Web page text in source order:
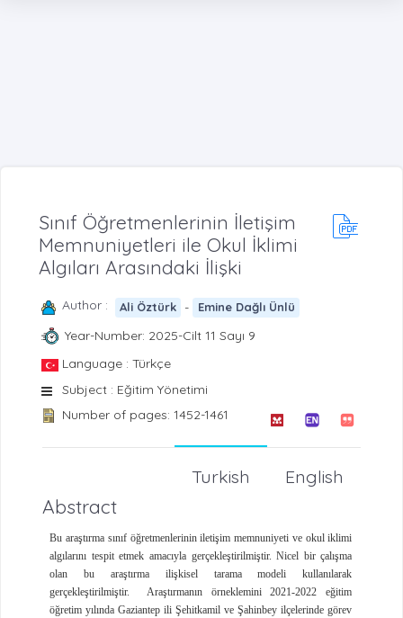
Sınıf Öğretmenlerinin İletişim
Memnuniyetleri ile Okul İklimi
Algıları Arasındaki İlişki
Author : Ali Öztürk - Emine Dağlı Ünlü
Year-Number: 2025-Cilt 11 Sayı 9
Language : Türkçe
Subject : Eğitim Yönetimi
Number of pages: 1452-1461
English
Turkish
Abstract
Bu araştırma sınıf öğretmenlerinin iletişim memnuniyeti ve okul iklimi
algılarını tespit etmek amacıyla gerçekleştirilmiştir. Nicel bir çalışma
olan bu araştırma ilişkisel tarama modeli kullanılarak
gerçekleştirilmiştir.
Araştırmanın örneklemini 2021-2022 eğitim
öğretim yılında Gaziantep ili Şehitkamil ve Şahinbey ilçelerinde görev